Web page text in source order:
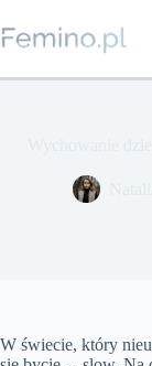
do
treści
W świecie, który